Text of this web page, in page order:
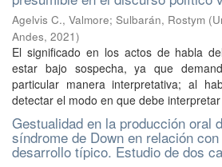
Agelvis C., Valmore; Sulbarán, Rostym (
Andes, 2021)
El significado en los actos de habla
estar bajo sospecha, ya que
particular manera interpretativa; al
detectar el modo en que debe
Gestualidad en la producción oral
síndrome de Down en relación
desarrollo típico. Estudio de dos